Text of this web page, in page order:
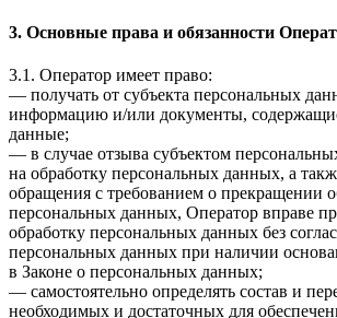
3. Основные права и обязанности
3.1. Оператор имеет право:
— получать от субъекта персональных
информацию и/или документы,
данные;
— в случае отзыва субъектом
на обработку персональных данных, а
обращения с требованием о прекращении
персональных данных, Оператор вправе
обработку персональных данных без
персональных данных при наличии
в Законе о персональных данных;
— самостоятельно определять состав и
необходимых и достаточных для